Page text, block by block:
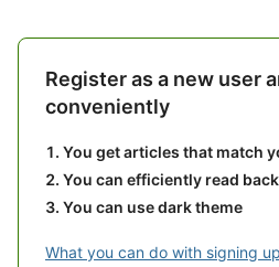
Register as a new user
conveniently
You get articles that match
You can efficiently read
You can use dark theme
What you can do with signing up